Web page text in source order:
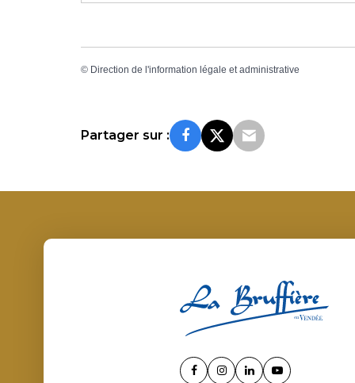
© Direction de l'information légale et administrative
Partager sur :
Lien Lien Lien Lien